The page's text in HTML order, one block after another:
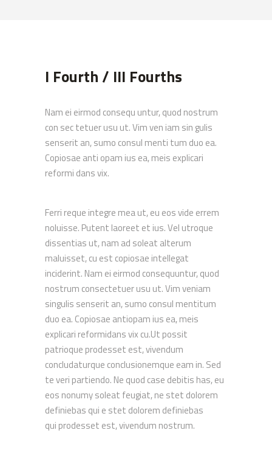
I Fourth / III Fourths
Nam ei eirmod consequ untur, quod nostrum
con sec tetuer usu ut. Vim ven iam sin gulis
senserit an, sumo consul menti tum duo ea.
Copiosae anti opam ius ea, meis explicari
reformi dans vix.
Ferri reque integre mea ut, eu eos vide errem
noluisse. Putent laoreet et ius. Vel utroque
dissentias ut, nam ad soleat alterum
maluisset, cu est copiosae intellegat
inciderint. Nam ei eirmod consequuntur, quod
nostrum consectetuer usu ut. Vim veniam
singulis senserit an, sumo consul mentitum
duo ea. Copiosae antiopam ius ea, meis
explicari reformidans vix cu.Ut possit
patrioque prodesset est, vivendum
concludaturque conclusionemque eam in. Sed
te veri partiendo. Ne quod case debitis has, eu
eos nonumy soleat feugiat, ne stet dolorem
definiebas qui e stet dolorem definiebas
qui prodesset est, vivendum nostrum.